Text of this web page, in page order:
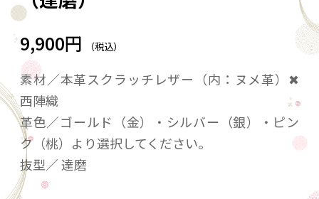
9,900円 （税込）
素材／本革スクラッチレザー（内：ヌメ革）✖
西陣織
革色／ゴールド（金）・シルバー（銀）・ピン
ク（桃）より選択してください。
抜型／ 達磨